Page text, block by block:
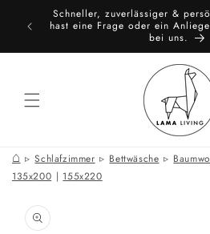
zum
Inhalt
Schneller, zuverlässiger &
hast eine Frage oder ein
bei uns.
⌂ Schlafzimmer Bettwäsche
135x200 | 155x220